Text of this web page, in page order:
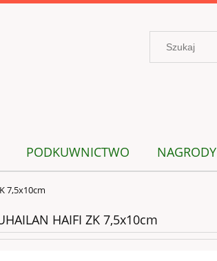
PODKUWNICTWO NAGRODY
7,5x10cm
HAIFI ZK 7,5x10cm